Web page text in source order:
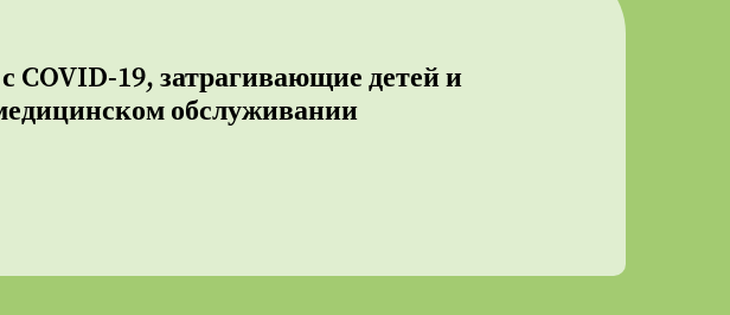
COVID-19, затрагивающие детей и
обслуживании